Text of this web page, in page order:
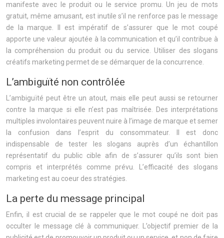
manifeste avec le produit ou le service promu. Un jeu de mots
gratuit, même amusant, est inutile s’il ne renforce pas le message
de la marque. Il est impératif de s’assurer que le mot coupé
apporte une valeur ajoutée à la communication et qu’il contribue à
la compréhension du produit ou du service. Utiliser des slogans
créatifs marketing permet de se démarquer de la concurrence.
L’ambiguïté non contrôlée
L’ambiguïté peut être un atout, mais elle peut aussi se retourner
contre la marque si elle n’est pas maîtrisée. Des interprétations
multiples involontaires peuvent nuire à l’image de marque et semer
la confusion dans l’esprit du consommateur. Il est donc
indispensable de tester les slogans auprès d’un échantillon
représentatif du public cible afin de s’assurer qu’ils sont bien
compris et interprétés comme prévu. L’efficacité des slogans
marketing est au coeur des stratégies.
La perte du message principal
Enfin, il est crucial de se rappeler que le mot coupé ne doit pas
occulter le message clé à communiquer. L’objectif premier de la